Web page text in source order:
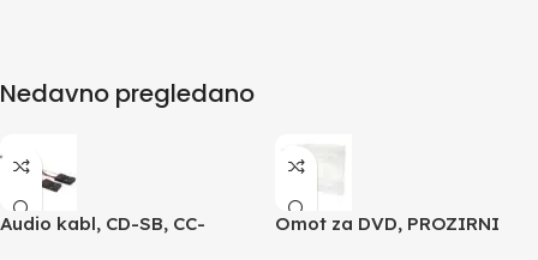
Nedavno pregledano
Audio kabl, CD-SB, CC-
Omot za DVD, PROZIRNI